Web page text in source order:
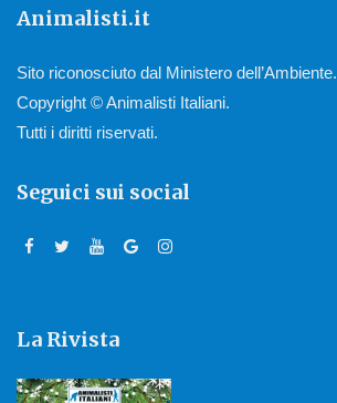
Animalisti.it
Sito riconosciuto dal Ministero dell’Ambiente.
Copyright © Animalisti Italiani.
Tutti i diritti riservati.
Seguici sui social
La Rivista